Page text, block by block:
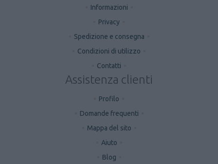
Informazioni
Privacy
Spedizione e consegna
Condizioni di utilizzo
Contatti
Assistenza clienti
Profilo
Domande frequenti
Mappa del sito
Aiuto
Blog